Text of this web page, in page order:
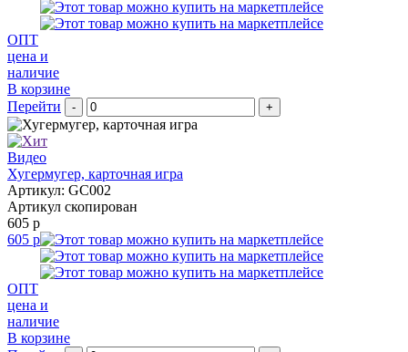
ОПТ
цена и
наличие
В корзине
Перейти
- +
Видео
Хугермугер, карточная игра
Артикул: GC002
Артикул скопирован
605 р
605 р
ОПТ
цена и
наличие
В корзине